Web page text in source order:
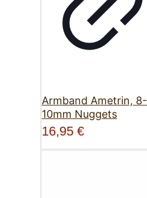
Armband Ametrin, 8-
10mm Nuggets
16,95 €